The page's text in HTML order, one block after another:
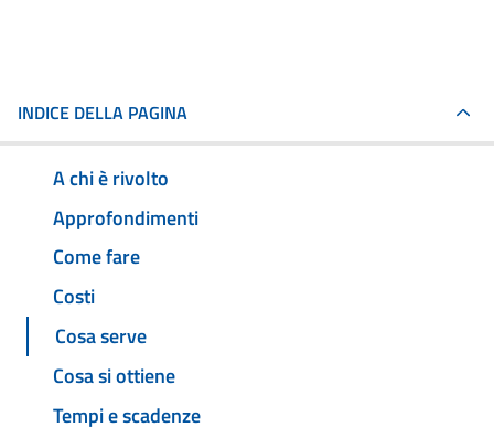
INDICE DELLA PAGINA
A chi è rivolto
Approfondimenti
Come fare
Costi
Cosa serve
Cosa si ottiene
Tempi e scadenze